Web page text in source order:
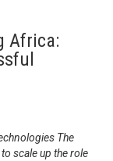
Africa:
The
scale up the role